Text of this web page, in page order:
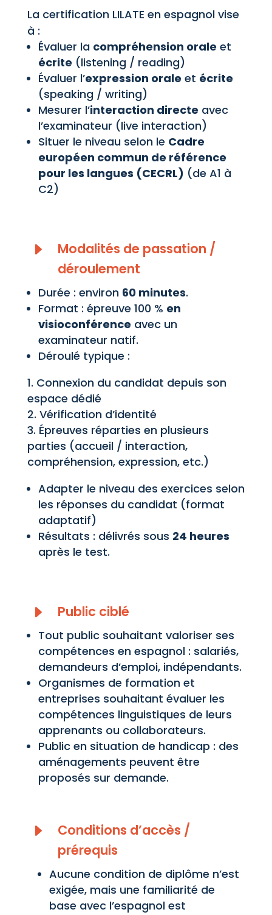
La certification LILATE en espagnol vise
à :
Évaluer la compréhension orale et
écrite (listening / reading)
Évaluer l’expression orale et écrite
(speaking / writing)
Mesurer l’interaction directe avec
l’examinateur (live interaction)
Situer le niveau selon le Cadre
européen commun de référence
pour les langues (CECRL) (de A1 à
C2)
E
Modalités de passation /
déroulement
Durée : environ 60 minutes.
Format : épreuve 100 % en
visioconférence avec un
examinateur natif.
Déroulé typique :
Connexion du candidat depuis son
espace dédié
Vérification d’identité
Épreuves réparties en plusieurs
parties (accueil / interaction,
compréhension, expression, etc.)
Adapter le niveau des exercices selon
les réponses du candidat (format
adaptatif)
Résultats : délivrés sous 24 heures
après le test.
E Public ciblé
Tout public souhaitant valoriser ses
compétences en espagnol : salariés,
demandeurs d’emploi, indépendants.
Organismes de formation et
entreprises souhaitant évaluer les
compétences linguistiques de leurs
apprenants ou collaborateurs.
Public en situation de handicap : des
aménagements peuvent être
proposés sur demande.
E
Conditions d’accès /
prérequis
Aucune condition de diplôme n’est
exigée, mais une familiarité de
base avec l’espagnol est